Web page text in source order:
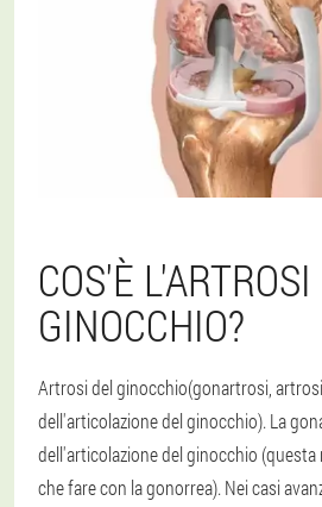
COS'È
GINOCCHIO?
Artrosi del ginocchio(gonartrosi,
dell'articolazione del ginocchio). La
dell'articolazione del ginocchio
che fare con la gonorrea). Nei casi